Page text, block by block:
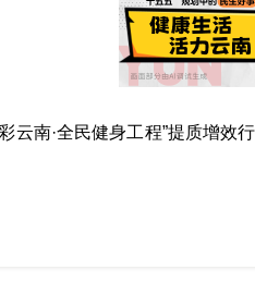
云南·全民健身工程”提质增效